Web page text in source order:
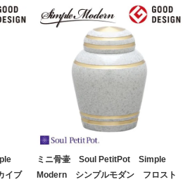
イブ
ミニ骨壷 Soul PetitPot Simple
Modern シンプルモダン フロスト